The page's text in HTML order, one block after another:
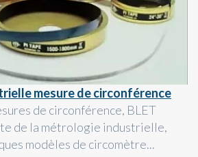
mesure de circonférence
de circonférence, BLET
de la métrologie industrielle,
modèles de circomètre...